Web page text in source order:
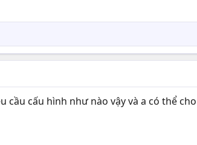
cầu cấu hình như nào vậy và a có thể